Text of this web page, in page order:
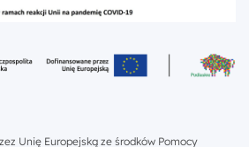
Unię Europejską ze środków Pomocy